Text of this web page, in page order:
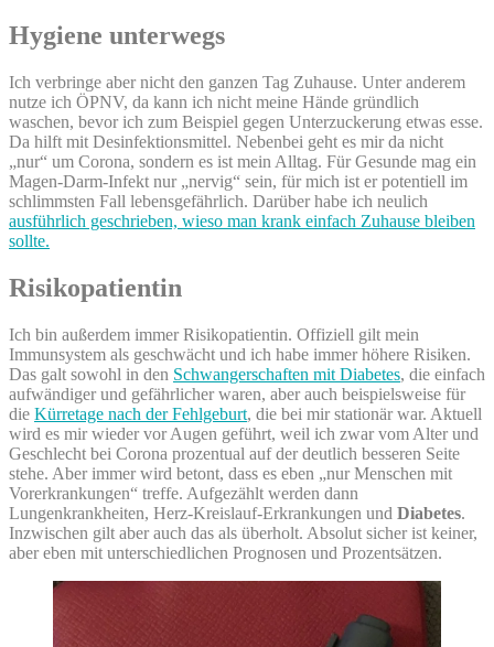
Hygiene unterwegs
Ich verbringe aber nicht den ganzen Tag Zuhause. Unter anderem
nutze ich ÖPNV, da kann ich nicht meine Hände gründlich
waschen, bevor ich zum Beispiel gegen Unterzuckerung etwas esse.
Da hilft mit Desinfektionsmittel. Nebenbei geht es mir da nicht
„nur“ um Corona, sondern es ist mein Alltag. Für Gesunde mag ein
Magen-Darm-Infekt nur „nervig“ sein, für mich ist er potentiell im
schlimmsten Fall lebensgefährlich. Darüber habe ich neulich
ausführlich geschrieben, wieso man krank einfach Zuhause bleiben
sollte.
Risikopatientin
Ich bin außerdem immer Risikopatientin. Offiziell gilt mein
Immunsystem als geschwächt und ich habe immer höhere Risiken.
Das galt sowohl in den Schwangerschaften mit Diabetes, die einfach
aufwändiger und gefährlicher waren, aber auch beispielsweise für
die Kürretage nach der Fehlgeburt, die bei mir stationär war. Aktuell
wird es mir wieder vor Augen geführt, weil ich zwar vom Alter und
Geschlecht bei Corona prozentual auf der deutlich besseren Seite
stehe. Aber immer wird betont, dass es eben „nur Menschen mit
Vorerkrankungen“ treffe. Aufgezählt werden dann
Lungenkrankheiten, Herz-Kreislauf-Erkrankungen und Diabetes.
Inzwischen gilt aber auch das als überholt. Absolut sicher ist keiner,
aber eben mit unterschiedlichen Prognosen und Prozentsätzen.